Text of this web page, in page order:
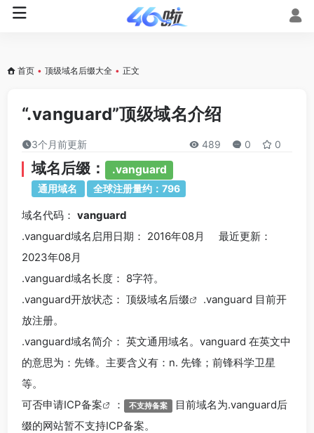
首页 • 顶级域名后缀大全 • 正文
“.vanguard”顶级域名介绍
3个月前更新 489 0 0
域名后缀： .vanguard
通用域名 全球注册量约：796
域名代码： vanguard
.vanguard域名 启用日期： 2016年08月 最近更新：
2023年08月
.vanguard域名长度： 8字符。
.vanguard开放状态： 顶级域名后缀
.vanguard 目前开
放注册。
.vanguard域名简介： 英文通用域名。vanguard 在英文中
的意思为：先锋。主要含义有：n. 先锋；前锋科学卫星
等。
可否申请ICP备案 ： 不支持备案 目前域名为.vanguard后
缀的网站暂不支持ICP备案。